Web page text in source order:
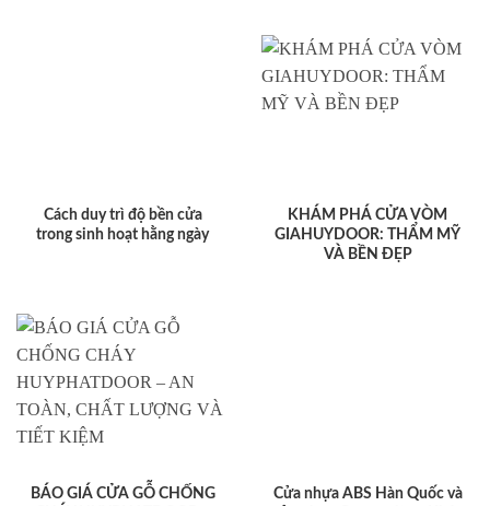
Cách duy trì độ bền cửa
trong sinh hoạt hằng ngày
KHÁM PHÁ CỬA VÒM
GIAHUYDOOR: THẨM MỸ
VÀ BỀN ĐẸP
BÁO GIÁ CỬA GỖ CHỐNG
Cửa nhựa ABS Hàn Quốc và